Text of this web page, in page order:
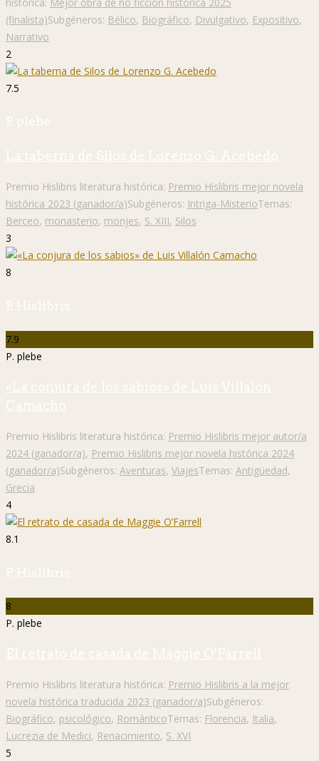
(finalista)Subgéneros: Bélico, Biográfico, Divulgativo, Expositivo,
Narrativo
2
7.5
P. plebe
La taberna de Silos de Lorenzo G. Acebedo
Premio Hislibris literatura histórica: Premio Hislibris mejor novela
histórica 2023 (ganador/a)Subgéneros: Intriga-MisterioTemas:
Berceo, monasterio, monjes, S. XIII, Silos
3
8
P. Hislibris
7.9
P. plebe
«La conjura de los sabios» de Luis Villalón
Camacho
Premio Hislibris literatura histórica: Premio Hislibris mejor autor/a
2024 (ganador/a), Premio Hislibris mejor novela histórica 2024
(ganador/a)Subgéneros: Aventuras, ViajesTemas: Antigüedad,
Grecia
4
8.1
P. Hislibris
8
P. plebe
El retrato de casada de Maggie O’Farrell
Premio Hislibris literatura histórica: Premio Hislibris a la mejor
novela histórica traducida 2023 (ganador/a)Subgéneros:
Biográfico, psicológico, RománticoTemas: Florencia, Italia,
Lucrezia de Medici, Renacimiento, S. XVI
5